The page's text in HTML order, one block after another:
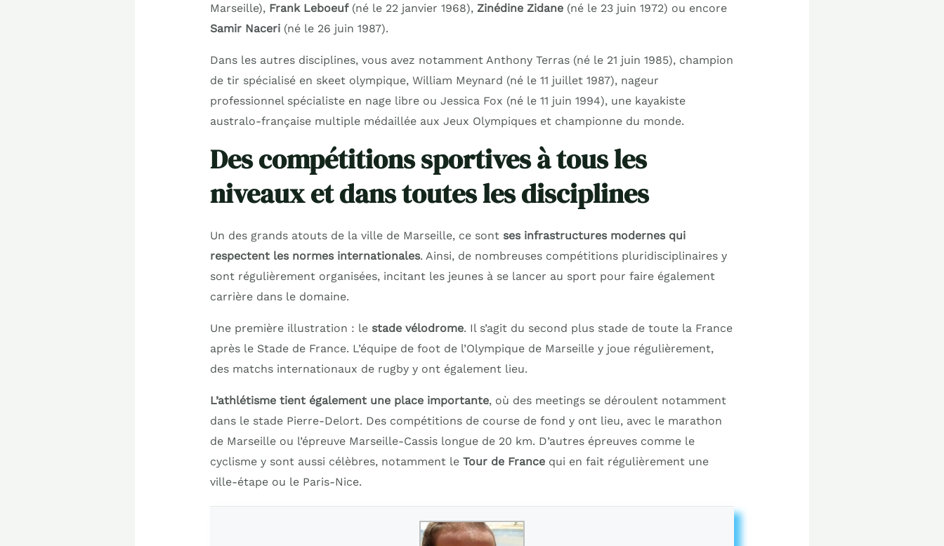
Marseille), Frank Leboeuf(né le 22 janvier 1968), Zinédine Zidane(né le 23 juin 1972) ou encore
Samir Naceri(né le 26 juin 1987).
Dans les autres disciplines, vous avez notamment Anthony Terras (né le 21 juin 1985), champion
de tir spécialisé en skeet olympique, William Meynard (né le 11 juillet 1987), nageur
professionnel spécialiste en nage libre ou Jessica Fox (né le 11 juin 1994), une kayakiste
australo-française multiple médaillée aux Jeux Olympiques et championne du monde.
Des compétitions sportives à tous les
niveaux et dans toutes les disciplines
Un des grands atouts de la ville de Marseille, ce sont ses infrastructures modernes qui
respectent les normes internationales. Ainsi, de nombreuses compétitions pluridisciplinaires y
sont régulièrement organisées, incitant les jeunes à se lancer au sport pour faire également
carrière dans le domaine.
Une première illustration : le stade vélodrome. Il s’agit du second plus stade de toute la France
après le Stade de France. L’équipe de foot de l’Olympique de Marseille y joue régulièrement,
des matchs internationaux de rugby y ont également lieu.
L’athlétisme tient également une place importante, où des meetings se déroulent notamment
dans le stade Pierre-Delort. Des compétitions de course de fond y ont lieu, avec le marathon
de Marseille ou l’épreuve Marseille-Cassis longue de 20 km. D’autres épreuves comme le
cyclisme y sont aussi célèbres, notamment le Tour de Francequi en fait régulièrement une
ville-étape ou le Paris-Nice.